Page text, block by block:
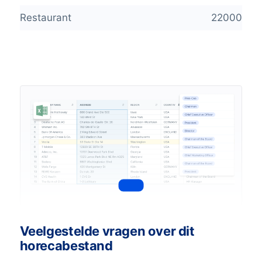
Restaurant 22000
Veelgestelde vragen over dit
horecabestand